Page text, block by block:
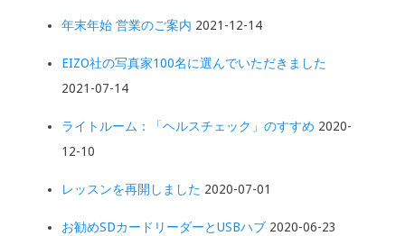
年末年始 営業のご案内 2021-12-14
EIZO社の写真家100名に選んでいただきました
2021-07-14
ライトルーム：「ヘルスチェック」のすすめ 2020-
12-10
レッスンを再開しました 2020-07-01
お勧めSDカードリーダーとUSBハブ 2020-06-23